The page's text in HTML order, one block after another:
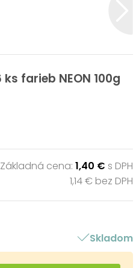
farieb NEON 100g
Základná cena: 1,40 € s DPH
1,14 € bez DPH
Skladom